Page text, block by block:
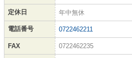
定休日 年中無休
電話番号 0722462211
FAX 0722462235